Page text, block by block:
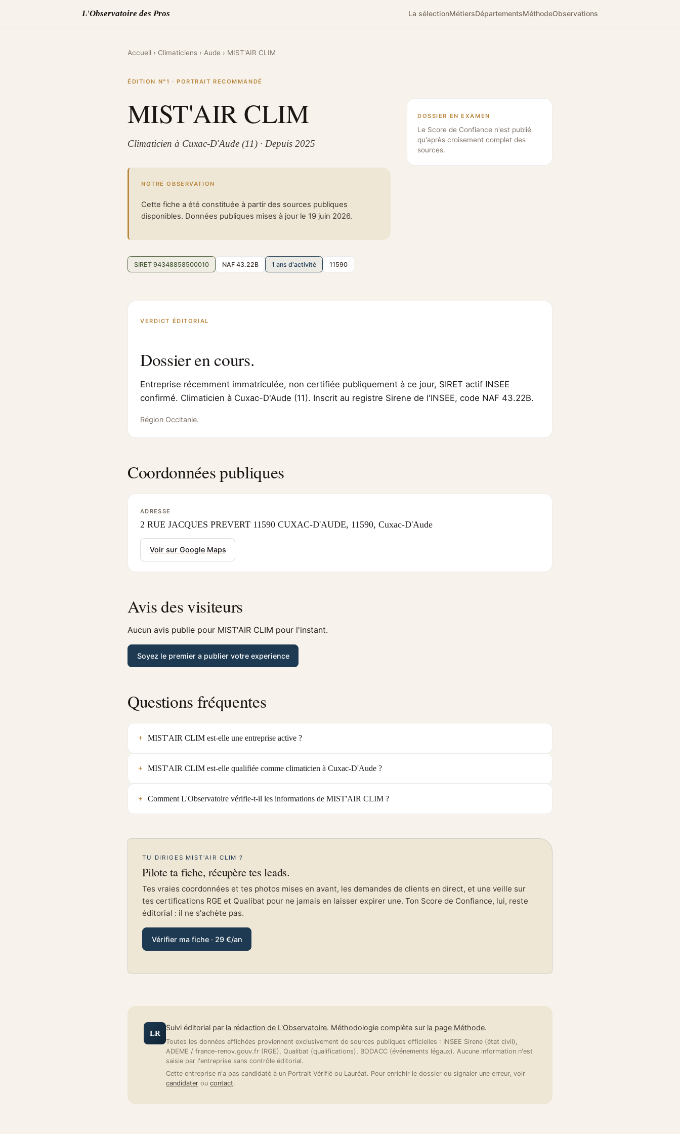
L'Observatoire des Pros La sélectionMétiersDépartementsMéthodeObservations
Accueil › Climaticiens › Aude › MIST'AIR CLIM
ÉDITION N°1 · PORTRAIT RECOMMANDÉ
MIST'AIR CLIM
Climaticien à Cuxac-D'Aude (11) · Depuis 2025
NOTRE OBSERVATION
Cette fiche a été constituée à partir des sources publiques
disponibles. Données publiques mises à jour le 19 juin 2026.
SIRET 94348858500010 NAF 43.22B 1 ans d'activité 11590
DOSSIER EN EXAMEN
Le Score de Confiance n'est publié
qu'après croisement complet des
sources.
VERDICT ÉDITORIAL
Dossier en cours.
Entreprise récemment immatriculée, non certifiée publiquement à ce jour, SIRET actif INSEE
confirmé. Climaticien à Cuxac-D'Aude (11). Inscrit au registre Sirene de l'INSEE, code NAF 43.22B.
Région Occitanie.
Coordonnées publiques
ADRESSE
2 RUE JACQUES PREVERT 11590 CUXAC-D'AUDE, 11590, Cuxac-D'Aude
Voir sur Google Maps
Avis des visiteurs
Aucun avis publie pour MIST'AIR CLIM pour l'instant.
Soyez le premier a publier votre experience
Questions fréquentes
MIST'AIR CLIM est-elle une entreprise active ?
MIST'AIR CLIM est-elle qualifiée comme climaticien à Cuxac-D'Aude ?
Comment L'Observatoire vérifie-t-il les informations de MIST'AIR CLIM ?
TU DIRIGES MIST'AIR CLIM ?
Pilote ta fiche, récupère tes leads.
Tes vraies coordonnées et tes photos mises en avant, les demandes de clients en direct, et une veille sur
tes certifications RGE et Qualibat pour ne jamais en laisser expirer une. Ton Score de Confiance, lui, reste
éditorial : il ne s'achète pas.
Vérifier ma fiche · 29 €/an
LR
Suivi éditorial par la rédaction de L'Observatoire. Méthodologie complète sur la page Méthode.
Toutes les données affichées proviennent exclusivement de sources publiques officielles : INSEE Sirene (état civil),
ADEME / france-renov.gouv.fr (RGE), Qualibat (qualifications), BODACC (événements légaux). Aucune information n'est
saisie par l'entreprise sans contrôle éditorial.
Cette entreprise n'a pas candidaté à un Portrait Vérifié ou Lauréat. Pour enrichir le dossier ou signaler une erreur, voir
candidater ou contact.